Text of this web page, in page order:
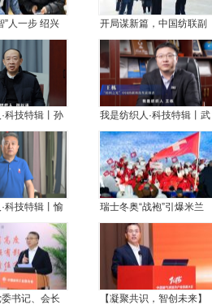
”人一步 绍兴
越南市场
开局谋新篇，中国纺联副
会长阎岩率队赴滨州开
展“绿色、健康”专题调研
科技特辑丨孙
求是科技创
我是纺织人·科技特辑丨武
汉纺织大学副校长王栋：
做纤维世界的追光者
科技特辑丨愉
事长、总经
三十载纺织路
革，一根丝守
瑞士冬奥“战袍”引爆米兰
——FLYTEC功能性面料
解决方案助力国际赛场
书记、会长
【凝聚共识，智创未来】